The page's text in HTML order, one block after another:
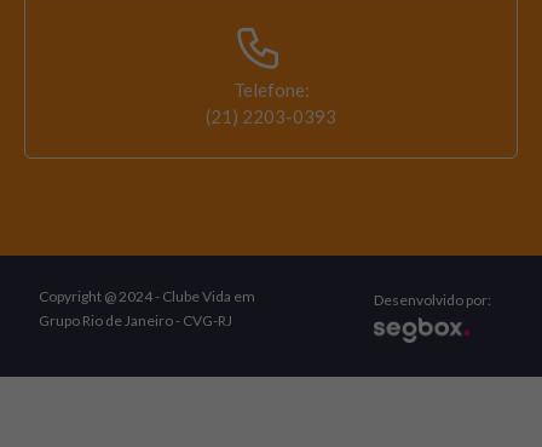
Telefone:
(21) 2203-0393
Copyright @ 2024 - Clube Vida em
Grupo Rio de Janeiro - CVG-RJ
Desenvolvido por: